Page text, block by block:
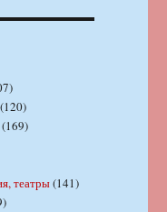
(120)
(169)
театры(141)